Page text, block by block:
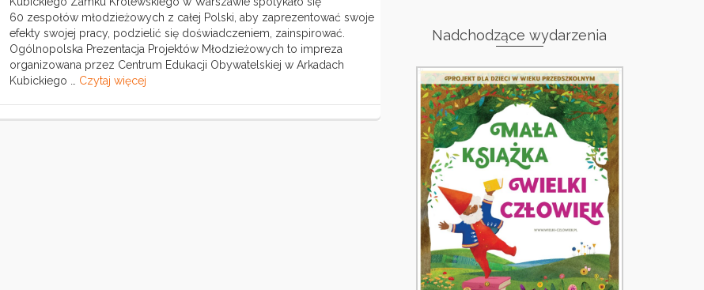
60 zespołów młodzieżowych z całej Polski, aby zaprezentować swoje
efekty swojej pracy, podzielić się doświadczeniem, zainspirować.
Ogólnopolska Prezentacja Projektów Młodzieżowych to impreza
organizowana przez Centrum Edukacji Obywatelskiej w Arkadach
Kubickiego … Czytaj więcej
Nadchodzące wydarzenia